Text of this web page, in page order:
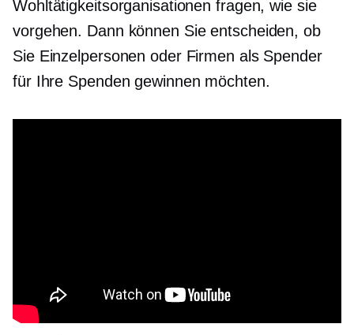
Wohltätigkeitsorganisationen fragen, wie sie
vorgehen. Dann können Sie entscheiden, ob
Sie Einzelpersonen oder Firmen als Spender
für Ihre Spenden gewinnen möchten.